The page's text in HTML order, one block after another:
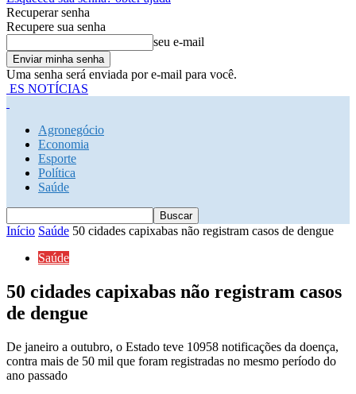
Recuperar senha
Recupere sua senha
seu e-mail
Uma senha será enviada por e-mail para você.
ES NOTÍCIAS
Agronegócio
Economia
Esporte
Política
Saúde
Início Saúde 50 cidades capixabas não registram casos de dengue
Saúde
50 cidades capixabas não registram casos
de dengue
De janeiro a outubro, o Estado teve 10958 notificações da doença,
contra mais de 50 mil que foram registradas no mesmo período do
ano passado